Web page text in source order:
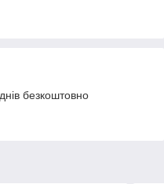
безкоштовно